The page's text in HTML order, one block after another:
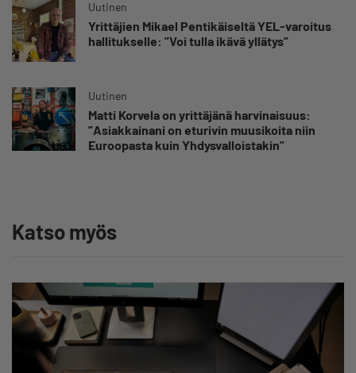
Uutinen
Yrittäjien Mikael Pentikäiseltä YEL-varoitus
hallitukselle: ”Voi tulla ikävä yllätys”
Uutinen
Matti Korvela on yrittäjänä harvinaisuus:
”Asiakkainani on eturivin muusikoita niin
Euroopasta kuin Yhdysvalloistakin”
Katso myös